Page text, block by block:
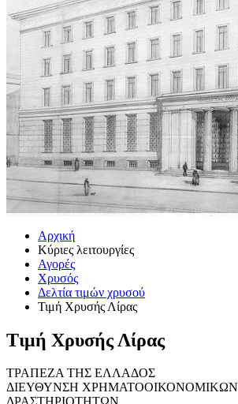
Αρχική
Κύριες λειτουργίες
Αγορές
Χρυσός
Δελτία τιμών χρυσού
Τιμή Χρυσής Λίρας
Τιμή Χρυσής Λίρας
ΤΡΑΠΕΖΑ ΤΗΣ ΕΛΛΑΔΟΣ
ΔΙΕΥΘΥΝΣΗ ΧΡΗΜΑΤΟΟΙΚΟΝΟΜΙΚΩΝ